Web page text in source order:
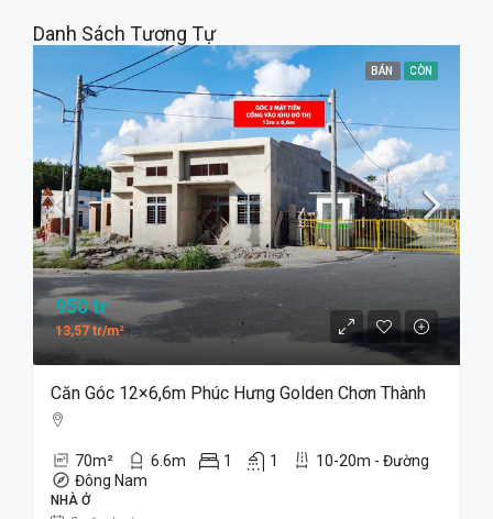
Danh Sách Tương Tự
BÁN CÒN
950 tr
13,57 tr/m²
Căn Góc 12×6,6m Phúc Hưng Golden Chơn Thành
70m² 6.6m 1 1
10-20m - Đường
Đông Nam
NHÀ Ở